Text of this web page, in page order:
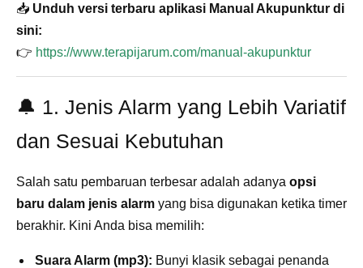
📥 Unduh versi terbaru aplikasi Manual Akupunktur di
sini:
👉 https://www.terapijarum.com/manual-akupunktur
🔔 1. Jenis Alarm yang Lebih Variatif
dan Sesuai Kebutuhan
Salah satu pembaruan terbesar adalah adanya opsi
baru dalam jenis alarm yang bisa digunakan ketika timer
berakhir. Kini Anda bisa memilih:
Suara Alarm (mp3): Bunyi klasik sebagai penanda